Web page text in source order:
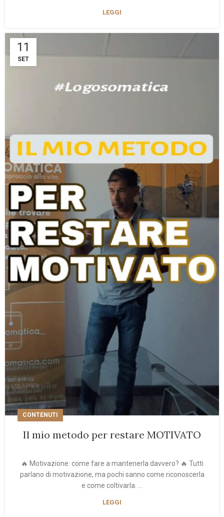
LEGGI
11
SET
CONTENUTI
Il mio metodo per restare MOTIVATO
🔥 Motivazione: come fare a mantenerla davvero? 🔥 Tutti
parlano di motivazione, ma pochi sanno come riconoscerla
e come coltivarla. ...
LEGGI